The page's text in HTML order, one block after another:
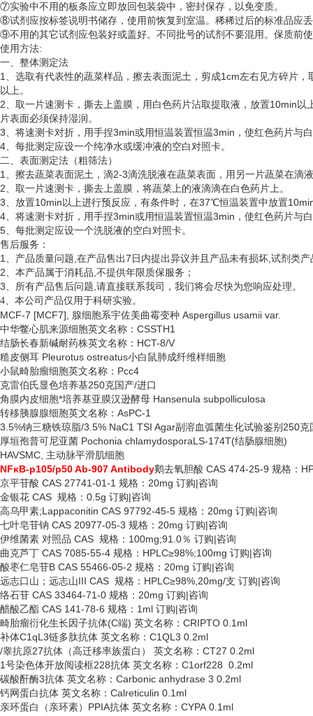
⑦实验中不用的板条应立即放回包装袋中，密封保存，以免变质。
⑧试剂应按标签说明书储存，使用前恢复到室温。稀稀过后的标准品应
⑨不用的其它试剂应包装好或盖好。不同批号的试剂不要混用。保质前
使用方法:
一、整体测定法
1、选取有代表性的蔬菜样品，擦去表面泥土，剪成1cm左右见方碎片
以上。
2、取一片速测卡，撕去上盖膜，用白色药片沾取提取液，放置10min
片表面必须保持湿润。
3、将速测卡对折，用手捏3min或用恒温装置恒温3min，使红色药片与
4、每批测定应设一个纯净水或缓冲液的空白对照卡。
二、表面测定法（粗筛法）
1、擦去蔬菜表面泥土，滴2-3滴洗脱液在蔬菜表面，用另一片蔬菜在滴
2、取一片速测卡，撕去上盖膜，将蔬菜上的液滴滴在白色药片上。
3、放置10min以上进行预反应，有条件时，在37℃恒温装置中放置
4、将速测卡对折，用手捏3min或用恒温装置恒温3min，使红色药片与
5、每批测定应设一个洗脱液的空白对照卡。
售后服务：
1、产品质量问题,在产品售出7日内提出异议并且产品未有损坏,试剂类
2、本产品属于消耗品,不提供年限质保服务；
3、所有产品售后问题,请直接联系我司，我们将会尽快为您响应处理。
4 本公司产品仅用于科研实验。
MCF-7 [MCF7], 腺细胞系宇佐美曲霉变种 Aspergillus usamii var.
中华鳖心肌来源细胞英文名称： CSSTH1
结肠长春新碱耐药株英文名称： HCT-8/V
糙皮侧耳 Pleurotus ostreatus小白鼠肺成纤维样细胞
小鼠畸胎瘤细胞英文名称： Pcc4
克雷伯氏显色培养基250克国产/进口
角膜内皮细胞*培养基亚膜汉逊酵母 Hansenula subpolliculosa
转移胰腺腺细胞英文名称： AsPC-1
3.5%钠三糖铁琼脂/3.5% NaC1 TSI Agar副溶血弧菌生化试验鉴别250克
厚垣孢普可尼亚菌 Pochonia chlamydosporaLS-174T(结肠腺细胞)
HAVSMC, 主动脉平滑肌细胞
NFκB-p105/p50 Ab-907 Antibody鹅去氧胆酸 CAS 474-25-9 规格：
京平苷酸 CAS 27741-01-1 规格：20mg 订购|咨询
金银花 CAS 规格：0.5g 订购|咨询
高乌甲素;Lappaconitin CAS 97792-45-5 规格：20mg 订购|咨询
七叶皂苷钠 CAS 20977-05-3 规格：20mg 订购|咨询
伊维菌素 对照品 CAS 规格：100mg;91.0％ 订购|咨询
曲克芦丁 CAS 7085-55-4 规格：HPLC≥98%;100mg 订购|咨询
酸枣仁皂苷B CAS 55466-05-2 规格：20mg 订购|咨询
远志口山；远志山III CAS 规格：HPLC≥98%,20mg/支 订购|咨询
络石苷 CAS 33464-71-0 规格：20mg 订购|咨询
醋酸乙酯 CAS 141-78-6 规格：1ml 订购|咨询
畸胎瘤衍化生长因子抗体(C端) 英文名称：CRIPTO 0.1ml
补体C1qL3链多肽抗体 英文名称：C1QL3 0.2ml
/睾抗原27抗体（高迁移率族蛋白） 英文名称：CT27 0.2ml
1号染色体开放阅读框228抗体 英文名称：C1orf228 0.2ml
碳酸酐酶3抗体 英文名称：Carbonic anhydrase 3 0.2ml
钙网蛋白抗体 英文名称： Calreticulin 0.1ml
亲环蛋白（亲环素） PPIA抗体 英文名称：CYPA 0.1ml